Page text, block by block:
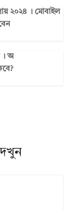
২০২৪ । মোবাইল
। অ